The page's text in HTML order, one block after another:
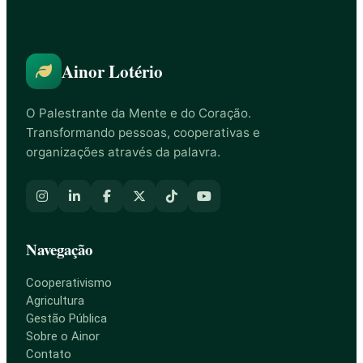
Ainor Lotério
O Palestrante da Mente e do Coração.
Transformando pessoas, cooperativas e
organizações através da palavra.
Navegação
Cooperativismo
Agricultura
Gestão Pública
Sobre o Ainor
Contato